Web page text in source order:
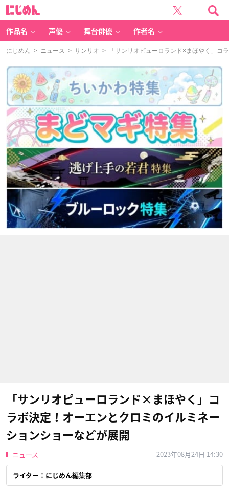
作品名 声優 舞台俳優 作者名
にじめん > ニュース > サンリオ > 「サンリオピューロランド×まほやく」コ
「サンリオピューロランド×まほやく」コ
ラボ決定！オーエンとクロミのイルミネー
ションショーなどが展開
ニュース 2023年08月24日 14:30
ライター：にじめん編集部